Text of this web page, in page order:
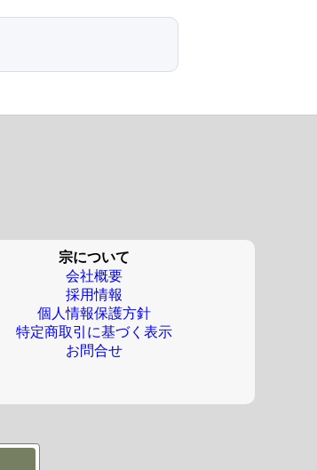
宗について
会社概要
採用情報
個人情報保護方針
特定商取引に基づく表示
お問合せ